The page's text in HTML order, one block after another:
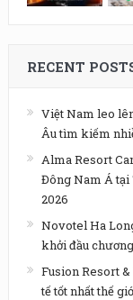
RECENT
Việt Nam leo
Âu tìm kiếm
Alma Resort
Đông Nam Á tại
2026
Novotel Ha
khởi đầu
Fusion Resort
tế tốt nhất thế